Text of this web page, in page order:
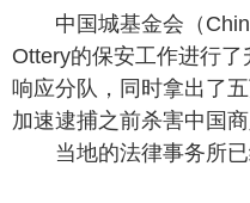
中国城基金会（
Ottery的保安工作进行
响应分队，同时拿出了
加速逮捕之前杀害中国商
当地的法律事务所